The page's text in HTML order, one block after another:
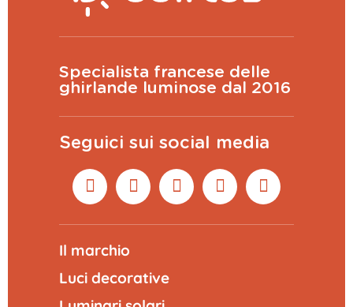
Specialista francese delle
ghirlande luminose dal 2016
Seguici sui social media
Il marchio
Luci decorative